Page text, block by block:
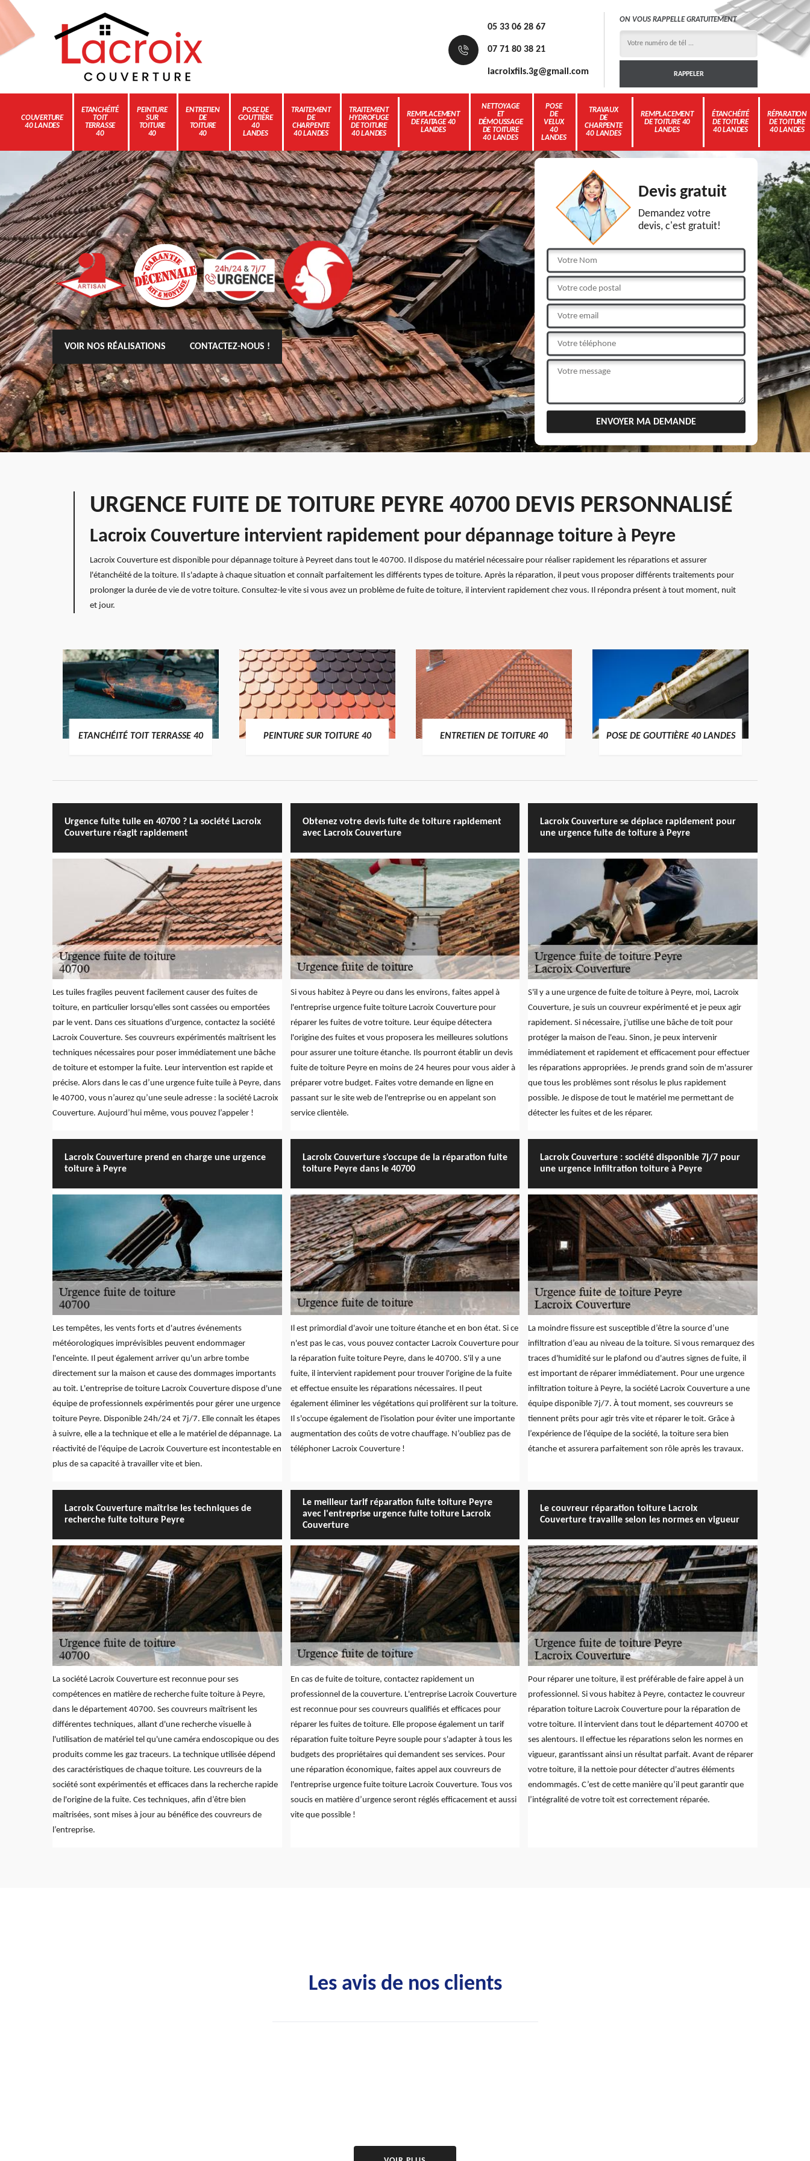
05 33 06 28 67
07 71 80 38 21
lacroixfils.3g@gmail.com
ON VOUS RAPPELLE GRATUITEMENT
COUVERTURE
40 LANDES
ETANCHÉITÉ
TOIT
TERRASSE
40
PEINTURE
SUR
TOITURE
40
ENTRETIEN
DE
TOITURE
40
POSE DE
GOUTTIÈRE
40
LANDES
TRAITEMENT
DE
CHARPENTE
40 LANDES
TRAITEMENT
HYDROFUGE
DE TOITURE
40 LANDES
REMPLACEMENT
DE FAITAGE 40
LANDES
NETTOYAGE
ET
DÉMOUSSAGE
DE TOITURE
40 LANDES
POSE
DE
VELUX
40
LANDES
TRAVAUX
DE
CHARPENTE
40 LANDES
REMPLACEMENT
DE TOITURE 40
LANDES
ÉTANCHÉITÉ
DE TOITURE
40 LANDES
RÉPARATION
DE TOITURE
40 LANDES
VOIR NOS RÉALISATIONS CONTACTEZ-NOUS !
Devis gratuit
Demandez votre
devis, c'est gratuit!
URGENCE FUITE DE TOITURE PEYRE 40700 DEVIS PERSONNALISÉ
Lacroix Couverture intervient rapidement pour dépannage toiture à Peyre
Lacroix Couverture est disponible pour dépannage toiture à Peyreet dans tout le 40700. Il dispose du matériel nécessaire pour réaliser rapidement les réparations et assurer
l'étanchéité de la toiture. Il s'adapte à chaque situation et connaît parfaitement les différents types de toiture. Après la réparation, il peut vous proposer différents traitements pour
prolonger la durée de vie de votre toiture. Consultez-le vite si vous avez un problème de fuite de toiture, il intervient rapidement chez vous. Il répondra présent à tout moment, nuit
et jour.
ETANCHÉITÉ TOIT TERRASSE 40 PEINTURE SUR TOITURE 40 ENTRETIEN DE TOITURE 40 POSE DE GOUTTIÈRE 40 LANDES
Urgence fuite tuile en 40700 ? La société Lacroix
Couverture réagit rapidement
Les tuiles fragiles peuvent facilement causer des fuites de
toiture, en particulier lorsqu'elles sont cassées ou emportées
par le vent. Dans ces situations d'urgence, contactez la société
Lacroix Couverture. Ses couvreurs expérimentés maîtrisent les
techniques nécessaires pour poser immédiatement une bâche
de toiture et estomper la fuite. Leur intervention est rapide et
précise. Alors dans le cas d’une urgence fuite tuile à Peyre, dans
le 40700, vous n’aurez qu’une seule adresse : la société Lacroix
Couverture. Aujourd’hui même, vous pouvez l’appeler !
Obtenez votre devis fuite de toiture rapidement
avec Lacroix Couverture
Si vous habitez à Peyre ou dans les environs, faites appel à
l'entreprise urgence fuite toiture Lacroix Couverture pour
réparer les fuites de votre toiture. Leur équipe détectera
l'origine des fuites et vous proposera les meilleures solutions
pour assurer une toiture étanche. Ils pourront établir un devis
fuite de toiture Peyre en moins de 24 heures pour vous aider à
préparer votre budget. Faites votre demande en ligne en
passant sur le site web de l'entreprise ou en appelant son
service clientèle.
Lacroix Couverture se déplace rapidement pour
une urgence fuite de toiture à Peyre
S'il y a une urgence de fuite de toiture à Peyre, moi, Lacroix
Couverture, je suis un couvreur expérimenté et je peux agir
rapidement. Si nécessaire, j'utilise une bâche de toit pour
protéger la maison de l'eau. Sinon, je peux intervenir
immédiatement et rapidement et efficacement pour effectuer
les réparations appropriées. Je prends grand soin de m'assurer
que tous les problèmes sont résolus le plus rapidement
possible. Je dispose de tout le matériel me permettant de
détecter les fuites et de les réparer.
Lacroix Couverture prend en charge une urgence
toiture à Peyre
Les tempêtes, les vents forts et d'autres événements
météorologiques imprévisibles peuvent endommager
l'enceinte. Il peut également arriver qu'un arbre tombe
directement sur la maison et cause des dommages importants
au toit. L'entreprise de toiture Lacroix Couverture dispose d'une
équipe de professionnels expérimentés pour gérer une urgence
toiture Peyre. Disponible 24h/24 et 7j/7. Elle connaît les étapes
à suivre, elle a la technique et elle a le matériel de dépannage. La
réactivité de l’équipe de Lacroix Couverture est incontestable en
plus de sa capacité à travailler vite et bien.
Lacroix Couverture s'occupe de la réparation fuite
toiture Peyre dans le 40700
Il est primordial d'avoir une toiture étanche et en bon état. Si ce
n'est pas le cas, vous pouvez contacter Lacroix Couverture pour
la réparation fuite toiture Peyre, dans le 40700. S'il y a une
fuite, il intervient rapidement pour trouver l'origine de la fuite
et effectue ensuite les réparations nécessaires. Il peut
également éliminer les végétations qui prolifèrent sur la toiture.
Il s'occupe également de l'isolation pour éviter une importante
augmentation des coûts de votre chauffage. N’oubliez pas de
téléphoner Lacroix Couverture !
Lacroix Couverture : société disponible 7j/7 pour
une urgence infiltration toiture à Peyre
La moindre fissure est susceptible d’être la source d’une
infiltration d’eau au niveau de la toiture. Si vous remarquez des
traces d'humidité sur le plafond ou d'autres signes de fuite, il
est important de réparer immédiatement. Pour une urgence
infiltration toiture à Peyre, la société Lacroix Couverture a une
équipe disponible 7j/7. À tout moment, ses couvreurs se
tiennent prêts pour agir très vite et réparer le toit. Grâce à
l’expérience de l’équipe de la société, la toiture sera bien
étanche et assurera parfaitement son rôle après les travaux.
Lacroix Couverture maîtrise les techniques de
recherche fuite toiture Peyre
La société Lacroix Couverture est reconnue pour ses
compétences en matière de recherche fuite toiture à Peyre,
dans le département 40700. Ses couvreurs maîtrisent les
différentes techniques, allant d'une recherche visuelle à
l'utilisation de matériel tel qu'une caméra endoscopique ou des
produits comme les gaz traceurs. La technique utilisée dépend
des caractéristiques de chaque toiture. Les couvreurs de la
société sont expérimentés et efficaces dans la recherche rapide
de l'origine de la fuite. Ces techniques, afin d’être bien
maîtrisées, sont mises à jour au bénéfice des couvreurs de
l’entreprise.
Le meilleur tarif réparation fuite toiture Peyre
avec l'entreprise urgence fuite toiture Lacroix
Couverture
En cas de fuite de toiture, contactez rapidement un
professionnel de la couverture. L'entreprise Lacroix Couverture
est reconnue pour ses couvreurs qualifiés et efficaces pour
réparer les fuites de toiture. Elle propose également un tarif
réparation fuite toiture Peyre souple pour s'adapter à tous les
budgets des propriétaires qui demandent ses services. Pour
une réparation économique, faites appel aux couvreurs de
l'entreprise urgence fuite toiture Lacroix Couverture. Tous vos
soucis en matière d’urgence seront réglés efficacement et aussi
vite que possible !
Le couvreur réparation toiture Lacroix
Couverture travaille selon les normes en vigueur
Pour réparer une toiture, il est préférable de faire appel à un
professionnel. Si vous habitez à Peyre, contactez le couvreur
réparation toiture Lacroix Couverture pour la réparation de
votre toiture. Il intervient dans tout le département 40700 et
ses alentours. Il effectue les réparations selon les normes en
vigueur, garantissant ainsi un résultat parfait. Avant de réparer
votre toiture, il la nettoie pour détecter d'autres éléments
endommagés. C’est de cette manière qu’il peut garantir que
l’intégralité de votre toit est correctement réparée.
Les avis de nos clients